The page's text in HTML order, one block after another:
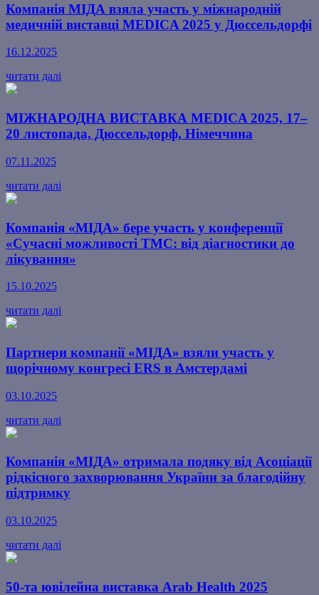
Компанія МІДА взяла участь у міжнародній
медичній виставці MEDICA 2025 у Дюссельдорфі
16.12.2025
читати далі
МІЖНАРОДНА ВИСТАВКА MEDICA 2025, 17–
20 листопада, Дюссельдорф, Німеччина
07.11.2025
читати далі
Компанія «МІДА» бере участь у конференції
«Сучасні можливості ТМС: від діагностики до
лікування»
15.10.2025
читати далі
Партнери компанії «МІДА» взяли участь у
щорічному конгресі ERS в Амстердамі
03.10.2025
читати далі
Компанія «МІДА» отримала подяку від Асоціації
рідкісного захворювання України за благодійну
підтримку
03.10.2025
читати далі
50-та ювілейна виставка Arab Health 2025